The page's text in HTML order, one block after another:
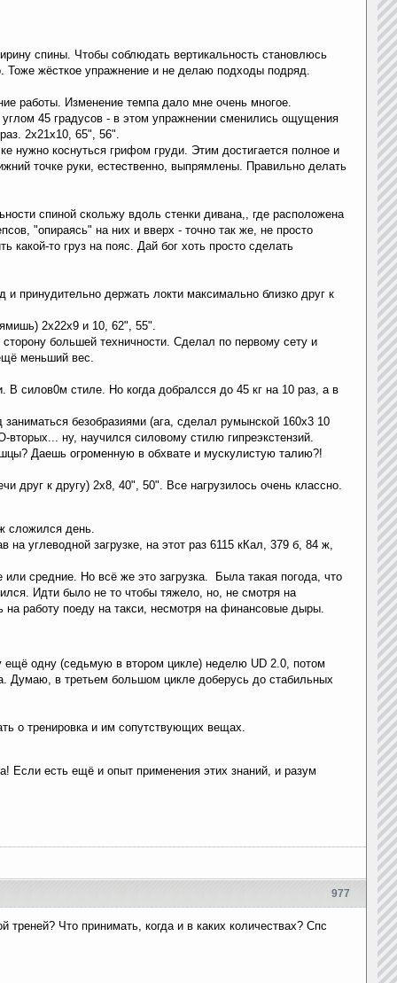
спины. Чтобы соблюдать вертикальность становлюсь
Тоже жёсткое упражнение и не делаю подходы подряд.
работы. Изменение темпа дало мне очень многое.
45 градусов - в этом упражнении сменились ощущения
2х21х10, 65", 56".
нужно коснуться грифом груди. Этим достигается полное и
точке руки, естественно, выпрямлены. Правильно делать
спиной скольжу вдоль стенки дивана,, где расположена
"опираясь" на них и вверх - точно так же, не просто
какой-то груз на пояс. Дай бог хоть просто сделать
принудительно держать локти максимально близко друг к
2х22х9 и 10, 62", 55".
большей техничности. Сделал по первому сету и
меньший вес.
В силов0м стиле. Но когда добралсся до 45 кг на 10 раз, а в
безобразиями (ага, сделал румынской 160х3 10
ну, научился силовому стилю гипреэкстензий.
Даешь огроменную в обхвате и мускулистую талию?!
друг к другу) 2х8, 40", 50". Все нагрузилось очень классно.
сложился день.
углеводной загрузке, на этот раз 6115 кКал, 379 б, 84 ж,
средние. Но всё же это загрузка. Была такая погода, что
Идти было не то чтобы тяжело, но, не смотря на
работу поеду на такси, несмотря на финансовые дыры.
ещё одну (седьмую в втором цикле) неделю UD 2.0, потом
Думаю, в третьем большом цикле доберусь до стабильных
о тренировка и им сопутствующих вещах.
Если есть ещё и опыт применения этих знаний, и разум
977
Что принимать, когда и в каких количествах? Спс